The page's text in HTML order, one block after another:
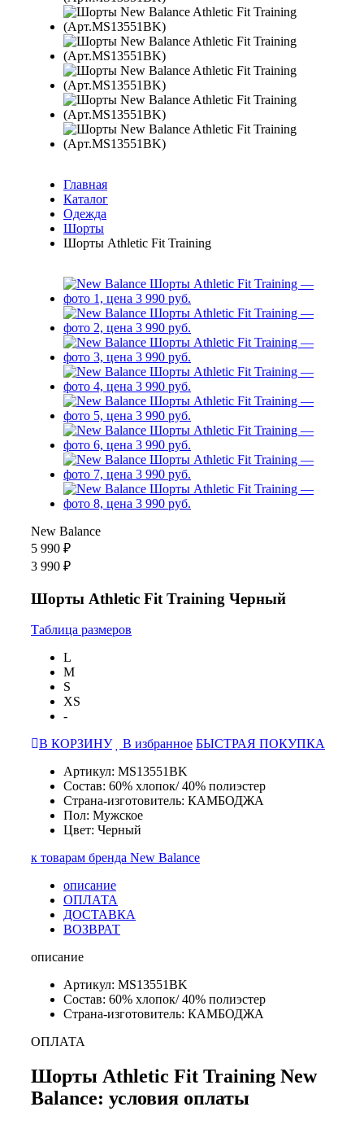
Главная
Каталог
Одежда
Шорты
Шорты Athletic Fit Training
New Balance
5 990 ₽
3 990 ₽
Шорты Athletic Fit Training Черный
Таблица размеров
L
M
S
XS
-
В КОРЗИНУ
В избранное БЫСТРАЯ ПОКУПКА
Артикул: MS13551BK
Состав: 60% хлопок/ 40% полиэстер
Страна-изготовитель: КАМБОДЖА
Пол: Мужское
Цвет: Черный
к товарам бренда New Balance
описание
ОПЛАТА
ДОСТАВКА
ВОЗВРАТ
описание
Артикул: MS13551BK
Состав: 60% хлопок/ 40% полиэстер
Страна-изготовитель: КАМБОДЖА
ОПЛАТА
Шорты Athletic Fit Training New
Balance: условия оплаты